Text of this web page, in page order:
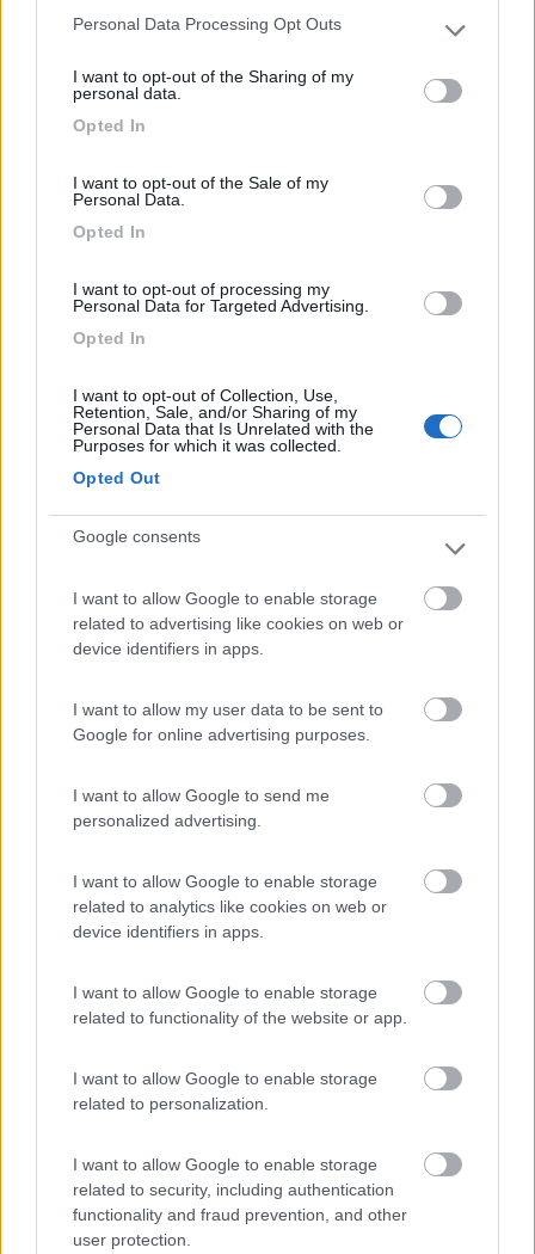
Please note that this website/app uses one or more Google
not limited to your visit or usage behaviour. You may click to
use your data for below specified purposes in below Google
Personal Data Processing Opt Outs
I want to opt-out of the Sharing of my
personal data.
Opted In
I want to opt-out of the Sale of my
Personal Data.
Opted In
I want to opt-out of processing my
Personal Data for Targeted Advertising.
Opted In
I want to opt-out of Collection, Use,
Retention, Sale, and/or Sharing of my
Personal Data that Is Unrelated with the
Purposes for which it was collected.
Opted Out
Google consents
I want to allow Google to enable storage
related to advertising like cookies on web or
device identifiers in apps.
I want to allow my user data to be sent to
Google for online advertising purposes.
I want to allow Google to send me
personalized advertising.
I want to allow Google to enable storage
related to analytics like cookies on web or
device identifiers in apps.
I want to allow Google to enable storage
related to functionality of the website or app.
I want to allow Google to enable storage
related to personalization.
I want to allow Google to enable storage
related to security, including authentication
functionality and fraud prevention, and other
user protection.
Cosa intendi?
La parete è MARCIA o si è solo bagnata ed è in via di
asciugatura?
da un altro conce e chiedi quanto ti chiede per la riparazione e
cosa ci sarebbe da fare, dopo tutto, se restituisci ci rimetti soldi
comunque, tantovale spenderli per una riparazione, ma di certo
PS: evita gli avvocati...
L'iperlessia e l'analfabetismo funzionale sono una piaga sociale
Emme48
25035
Inserito il23/01/2024 alle: 10:50:29
Se ci devi rimettere 4000 euro vai da un'altra parte e senti se
Magari offri al venditore attuale la possibilità di... "contribuire"
4000 euro sono tanti, se ne fanno di lavori dove il 90% è solo
manodopera.
"Arcadia Garage"...
http://www.m48.it
Modificato da Emme48 il 23/01/2024 alle 10:51:20
Pedro2
3923
Scusate ma se lo porta da un altro per vedere il danno lo deve
aprire giusto? Quindi non si sà bene quanto il camper è
è sempre un terno al lotto. I concessionari se ne liberano
mettendo un pò di sigillante in modo che x un anno se la
per il prossimo visto che già hai avuto questa esperienza 2
volte prenderai maggiori precauzioni. Non sei ne il primo e ne
l'ultimo a trovarti in questa situazione, lo so che non dà sollievo
all'amarezza.